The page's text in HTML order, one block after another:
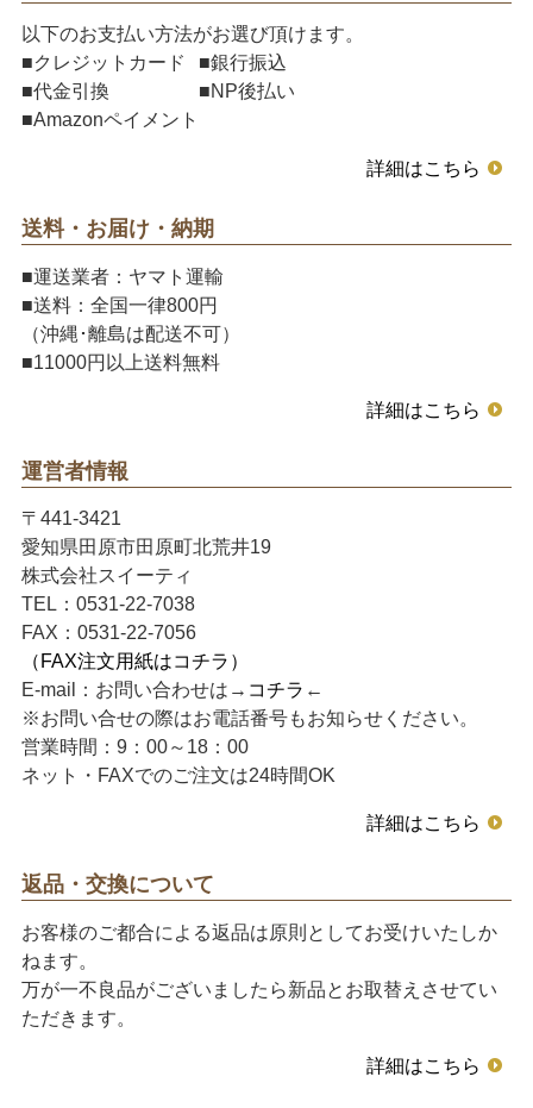
以下のお支払い方法がお選び頂けます。
■クレジットカード
■銀行振込
■代金引換
■NP後払い
■Amazonペイメント
詳細はこちら
送料・お届け・納期
■運送業者：ヤマト運輸
■送料：全国一律800円
（沖縄･離島は配送不可）
■11000円以上送料無料
詳細はこちら
運営者情報
〒441-3421
愛知県田原市田原町北荒井19
株式会社スイーティ
TEL：0531-22-7038
FAX：0531-22-7056
（FAX注文用紙はコチラ）
E-mail：お問い合わせは→ コチラ ←
※お問い合せの際はお電話番号もお知らせください。
営業時間：9：00～18：00
ネット・FAXでのご注文は24時間OK
詳細はこちら
返品・交換について
お客様のご都合による返品は原則としてお受けいたしか
ねます。
万が一不良品がございましたら新品とお取替えさせてい
ただきます。
詳細はこちら